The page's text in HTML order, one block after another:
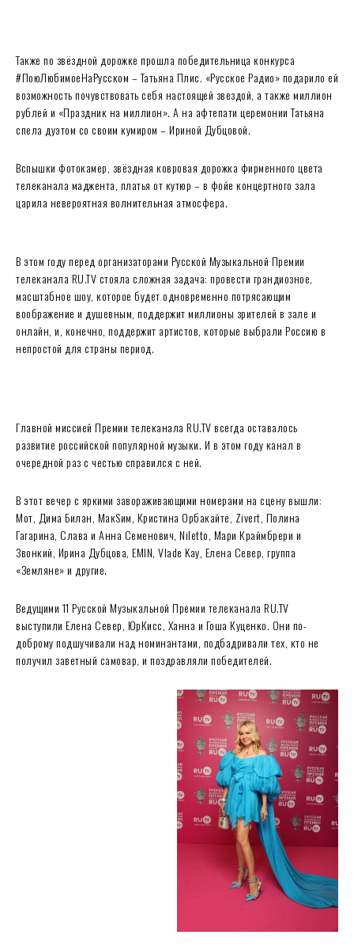
Также по звёздной дорожке прошла победительница конкурса
#ПоюЛюбимоеНаРусском – Татьяна Плис. «Русское Радио» подарило ей
возможность почувствовать себя настоящей звездой, а также миллион
рублей и «Праздник на миллион». А на афтепати церемонии Татьяна
спела дуэтом со своим кумиром – Ириной Дубцовой.
Вспышки фотокамер, звёздная ковровая дорожка фирменного цвета
телеканала маджента, платья от кутюр – в фойе концертного зала
царила невероятная волнительная атмосфера.
В этом году перед организаторами Русской Музыкальной Премии
телеканала RU.TV стояла сложная задача: провести грандиозное,
масштабное шоу, которое будет одновременно потрясающим
воображение и душевным, поддержит миллионы зрителей в зале и
онлайн, и, конечно, поддержит артистов, которые выбрали Россию в
непростой для страны период.
Главной миссией Премии телеканала RU.TV всегда оставалось
развитие российской популярной музыки. И в этом году канал в
очередной раз с честью справился с ней.
В этот вечер с яркими завораживающими номерами на сцену вышли:
Мот, Дима Билан, МакSим, Кристина Орбакайте, Zivert, Полина
Гагарина, Слава и Анна Семенович, Niletto, Мари Краймбрери и
Звонкий, Ирина Дубцова, EMIN, Vlade Kay, Елена Север, группа
«Земляне» и другие.
Ведущими 11 Русской Музыкальной Премии телеканала RU.TV
выступили Елена Север, ЮрКисс, Ханна и Гоша Куценко. Они по-
доброму подшучивали над номинантами, подбадривали тех, кто не
получил заветный самовар, и поздравляли победителей.